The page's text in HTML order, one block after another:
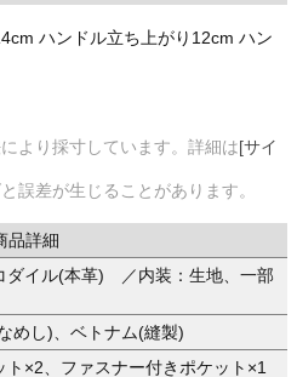
ハンドル立ち上がり12cm ハン
より採寸しています。詳細は[サイ
誤差が生じることがあります。
品詳細
ダイル(本革) ／内装：生地、一部
めし)、ベトナム(縫製)
ト×2、ファスナー付きポケット×1